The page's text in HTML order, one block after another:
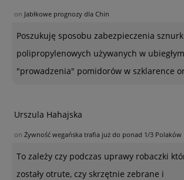
on Jabłkowe prognozy dla Chin
Poszukuję sposobu zabezpieczenia
polipropylenowych używanych w
"prowadzenia" pomidorów w szklarence
Urszula Hahajska
on Żywność wegańska trafia już do ponad 1/3 Polaków
To zależy czy podczas uprawy robaczki
zostały otrute, czy skrzętnie zebrane i